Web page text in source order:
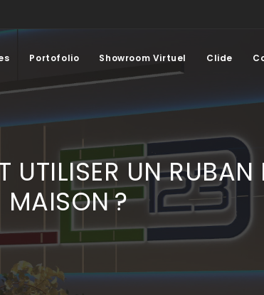
Portofolio Showroom Virtuel Clide
UTILISER UN
MAISON ?